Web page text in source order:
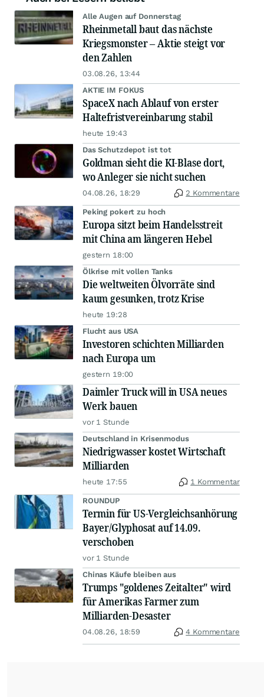
Alle Augen auf Donnerstag
Rheinmetall baut das nächste
Kriegsmonster – Aktie steigt vor
den Zahlen
03.08.26, 13:44
AKTIE IM FOKUS
SpaceX nach Ablauf von erster
Haltefristvereinbarung stabil
heute 19:43
Das Schutzdepot ist tot
Goldman sieht die KI-Blase dort,
wo Anleger sie nicht suchen
04.08.26, 18:29 2 Kommentare
Peking pokert zu hoch
Europa sitzt beim Handelsstreit
mit China am längeren Hebel
gestern 18:00
Ölkrise mit vollen Tanks
Die weltweiten Ölvorräte sind
kaum gesunken, trotz Krise
heute 19:28
Flucht aus USA
Investoren schichten Milliarden
nach Europa um
gestern 19:00
Daimler Truck will in USA neues
Werk bauen
vor 1 Stunde
Deutschland in Krisenmodus
Niedrigwasser kostet Wirtschaft
Milliarden
heute 17:55 1 Kommentar
ROUNDUP
Termin für US-Vergleichsanhörung
Bayer/Glyphosat auf 14.09.
verschoben
vor 1 Stunde
Chinas Käufe bleiben aus
Trumps "goldenes Zeitalter" wird
für Amerikas Farmer zum
Milliarden-Desaster
04.08.26, 18:59 4 Kommentare